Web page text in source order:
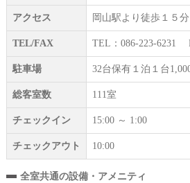
アクセス 岡山駅より徒歩１５
TEL/FAX TEL：086-223-6231
駐車場 32台保有１泊１台
総客室数 111室
チェックイン 15:00 ～ 1:00
チェックアウト 10:00
全室共通の設備・アメニティ